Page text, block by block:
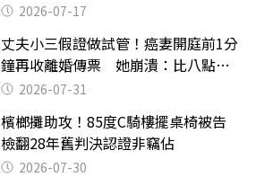
2026-07-17
丈夫小三假證做試管！癌妻開庭前1分
鐘再收離婚傳票 她崩潰：比八點檔
還扯2026-07-31
檳榔攤助攻！85度C騎樓擺桌椅被告
檢翻28年舊判決認證非竊佔
2026-07-30